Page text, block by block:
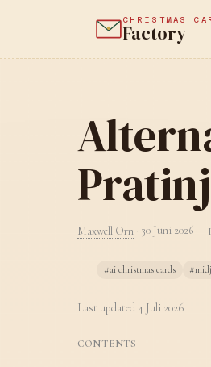
Maxwell Orn · 30 Juni 2026 ·
#ai christmas cards
Last updated4 Juli 2026
CONTENTS
CHRISTMAS
Factory